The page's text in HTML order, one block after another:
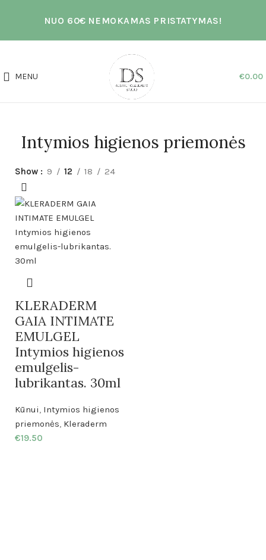
NUO 60€ NEMOKAMAS PRISTATYMAS!
MENU €0.00
Intymios higienos priemonės
Show 9 12 18 24
KLERADERM
GAIA INTIMATE
EMULGEL
Intymios higienos
emulgelis-
lubrikantas. 30ml
Kūnui, Intymios higienos
priemonės, Kleraderm
€19.50